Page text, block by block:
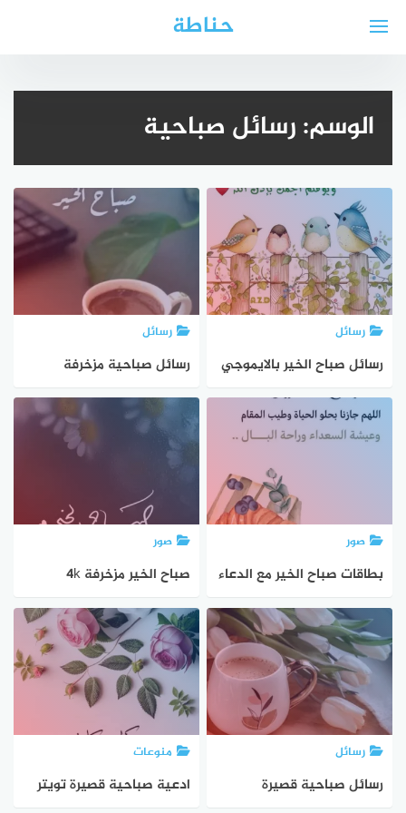
حناطة
الوسم:رسائل صباحية
رسائل
رسائل صباح الخير بالايموجي
2025
رسائل
رسائل صباحية مزخرفة
بالايموجي 2025
صور
بطاقات صباح الخير مع الدعاء
2025
صور
صباح الخير مزخرفة 4k
رسائل
رسائل صباحية قصيرة
منوعات
ادعية صباحية قصيرة تويتر